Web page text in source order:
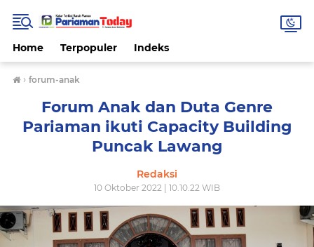
Home Terpopuler Indeks
› forum-anak
Forum Anak dan Duta Genre
Pariaman ikuti Capacity Building
Puncak Lawang
Redaksi
10 Oktober 2022 | 10.10.22 WIB